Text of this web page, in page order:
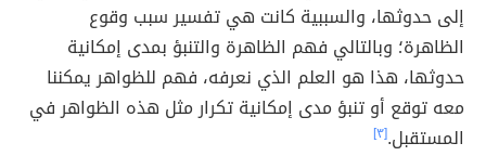
إلى حدوثها، والسببية كانت هي تفسير سبب وقوع
الظاهرة؛ وبالتالي فهم الظاهرة والتنبؤ بمدى إمكانية
حدوثها، هذا هو العلم الذي نعرفه، فهم للظواهر يمكننا
معه توقع أو تنبؤ مدى إمكانية تكرار مثل هذه الظواهر في
المستقبل.[٣]